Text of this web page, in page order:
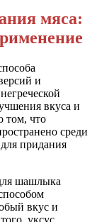
мяса:
и
вкуса и
том, что
среди
придания
шашлыка
вкус и
уксус